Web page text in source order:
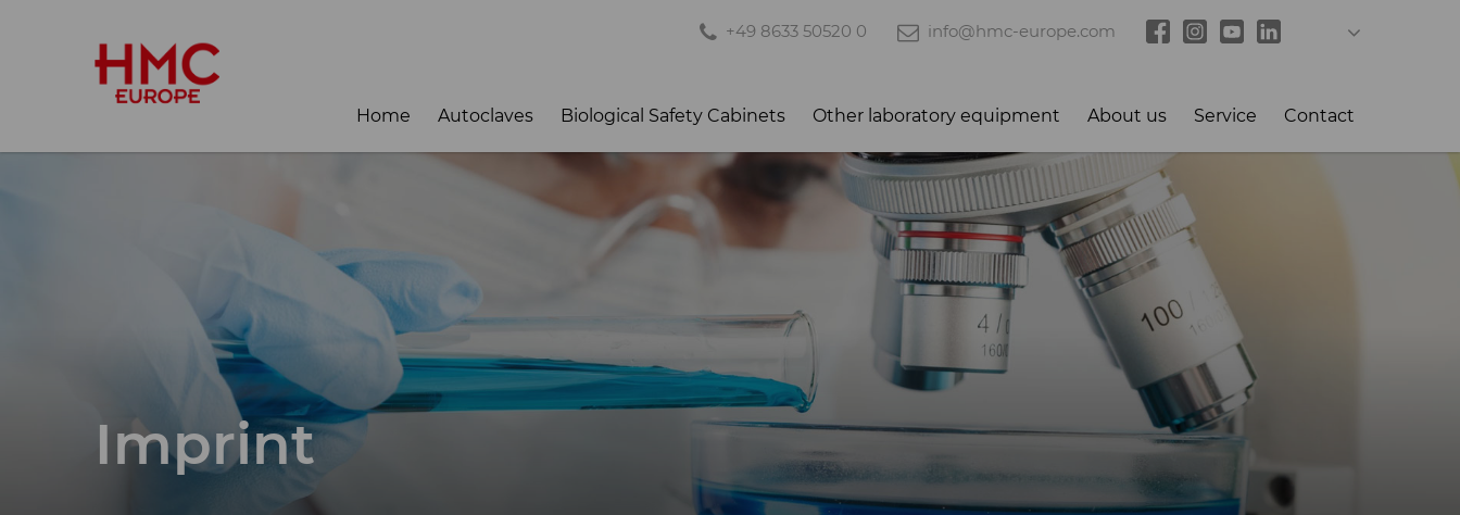
+49 8633 50520 0 info@hmc-europe.com
Home Autoclaves Biological Safety Cabinets Other laboratory equipment About us Service Contact
Imprint